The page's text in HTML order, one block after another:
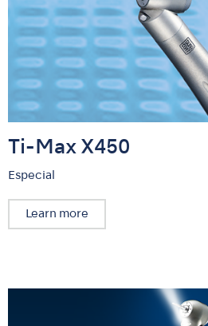
Ti-Max X450
Especial
Learn more